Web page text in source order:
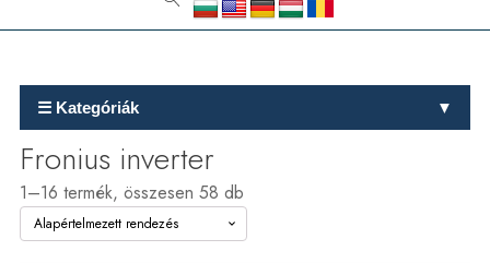
☰ Kategóriák ▼
Fronius inverter
1–16 termék, összesen 58 db